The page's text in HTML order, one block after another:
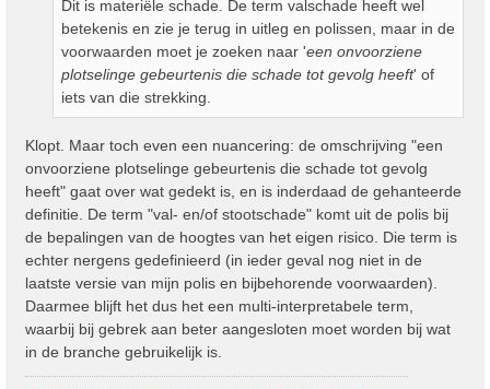
Dit is materiële schade. De term valschade heeft wel
betekenis en zie je terug in uitleg en polissen, maar in de
voorwaarden moet je zoeken naar 'een onvoorziene
plotselinge gebeurtenis die schade tot gevolg heeft' of
iets van die strekking.
Klopt. Maar toch even een nuancering: de omschrijving "een
onvoorziene plotselinge gebeurtenis die schade tot gevolg
heeft" gaat over wat gedekt is, en is inderdaad de gehanteerde
definitie. De term "val- en/of stootschade" komt uit de polis bij
de bepalingen van de hoogtes van het eigen risico. Die term is
echter nergens gedefinieerd (in ieder geval nog niet in de
laatste versie van mijn polis en bijbehorende voorwaarden).
Daarmee blijft het dus het een multi-interpretabele term,
waarbij bij gebrek aan beter aangesloten moet worden bij wat
in de branche gebruikelijk is.